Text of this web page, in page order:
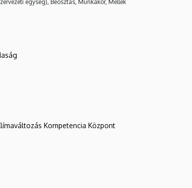
egység), Beosztás, Munkakör, Mellék
Kompetencia Központ